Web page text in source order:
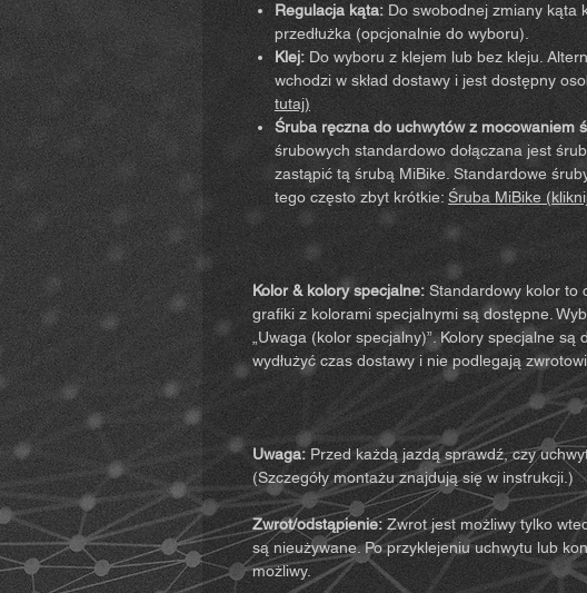
Regulacja kąta: Do swobodnej zmiany kąta
przedłużka (opcjonalnie do wyboru).
Klej: Do wyboru z klejem lub bez kleju.
wchodzi w skład dostawy i jest dostępny
tutaj)
Śruba ręczna do uchwytów z mocowaniem
śrubowych standardowo dołączana jest
zastąpić tą śrubą MiBike. Standardowe
tego często zbyt krótkie: Śruba MiBike
Kolor & kolory specjalne:Standardowy kolor to
grafiki z kolorami specjalnymi są dostępne.
„Uwaga (kolor specjalny)”. Kolory specjalne są
wydłużyć czas dostawy i nie podlegają
Uwaga: Przed każdą jazdą sprawdź, czy
(Szczegóły montażu znajdują się w instrukcji.)
Zwrot/odstąpienie:Zwrot jest możliwy tylko
są nieużywane. Po przyklejeniu uchwytu lub
możliwy.